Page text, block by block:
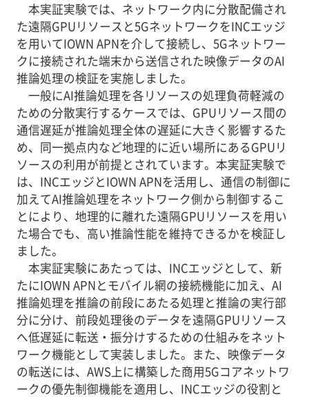
本実証実験では、ネットワーク内に分散配備され
た遠隔GPUリソースと5GネットワークをINCエッジ
を用いてIOWN APNを介して接続し、5Gネットワー
クに接続された端末から送信された映像データのAI
推論処理の検証を実施しました。
一般にAI推論処理を各リソースの処理負荷軽減の
ための分散実行するケースでは、GPUリソース間の
通信遅延が推論処理全体の遅延に大きく影響するた
め、同一拠点内など地理的に近い場所にあるGPUリ
ソースの利用が前提とされています。本実証実験で
は、INCエッジとIOWN APNを活用し、通信の制御に
加えてAI推論処理をネットワーク側から制御するこ
とにより、地理的に離れた遠隔GPUリソースを用い
た場合でも、高い推論性能を維持できるかを検証し
ました。
本実証実験にあたっては、INCエッジとして、新
たにIOWN APNとモバイル網の接続機能に加え、AI
推論処理を推論の前段にあたる処理と推論の実行部
分に分け、前段処理後のデータを遠隔GPUリソース
へ低遅延に転送・振分けするための仕組みをネット
ワーク機能として実装しました。また、映像データ
の転送には、AWS上に構築した商用5Gコアネットワ
ークの優先制御機能を適用し、INCエッジの役割と